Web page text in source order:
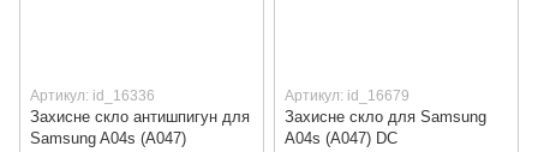
Артикул: id_16336
Захисне скло антишпигун для
Samsung A04s (A047)
Артикул: id_16679
Захисне скло для Samsung
A04s (A047) DC